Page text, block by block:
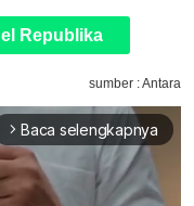
Republika
sumber : Antara
arrow_forward_ios Baca selengkapnya